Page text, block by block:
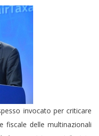
invocato per criticare
fiscale delle multinazionali